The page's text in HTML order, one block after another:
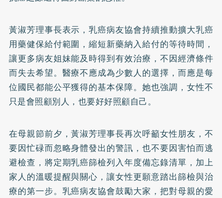
黃淑芳理事長表示，乳癌病友協會持續推動擴大乳癌
用藥健保給付範圍，縮短新藥納入給付的等待時間，
讓更多病友姐妹能及時得到有效治療，不因經濟條件
而失去希望。醫療不應成為少數人的選擇，而應是每
位國民都能公平獲得的基本保障。她也強調，女性不
只是會照顧別人，也要好好照顧自己。
在母親節前夕，黃淑芳理事長再次呼籲女性朋友，不
要因忙碌而忽略身體發出的警訊，也不要因害怕而逃
避檢查，將定期乳癌篩檢列入年度備忘錄清單，加上
家人的溫暖提醒與關心，讓女性更願意踏出篩檢與治
療的第一步。乳癌病友協會鼓勵大家，把對母親的愛